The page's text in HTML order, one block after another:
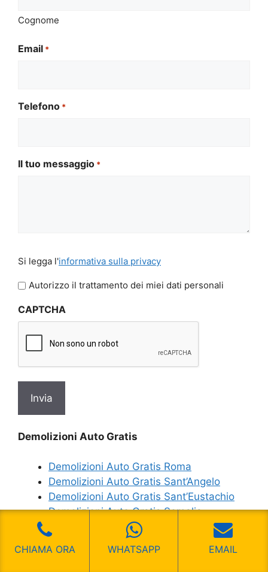
Cognome
Email *
Telefono *
Il tuo messaggio *
legga
l'informativa
privacy
Si legga l'informativa sulla privacy
Autorizzo il trattamento dei miei dati personali
CAPTCHA
Demolizioni Auto Gratis
Demolizioni Auto Gratis Roma
Demolizioni Auto Gratis Sant’Angelo
Demolizioni Auto Gratis Sant’Eustachio
Demolizioni Auto Gratis Somalia
Demolizioni Auto Gratis Trieste
Demolizioni Auto Gratis Acilia Saline
CHIAMA ORA WHATSAPP EMAIL